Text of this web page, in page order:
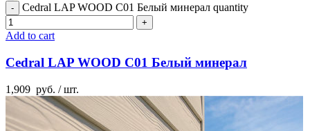
Cedral LAP WOOD C01 Белый минерал quantity
Add to cart
Cedral LAP WOOD C01 Белый минерал
1,909 руб. / шт.